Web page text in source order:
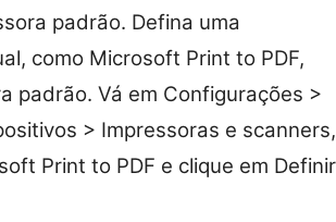
padrão. Defina uma
como Microsoft Print to PDF,
padrão. Vá em Configurações >
> Impressoras e scanners,
Print to PDF e clique em Definir